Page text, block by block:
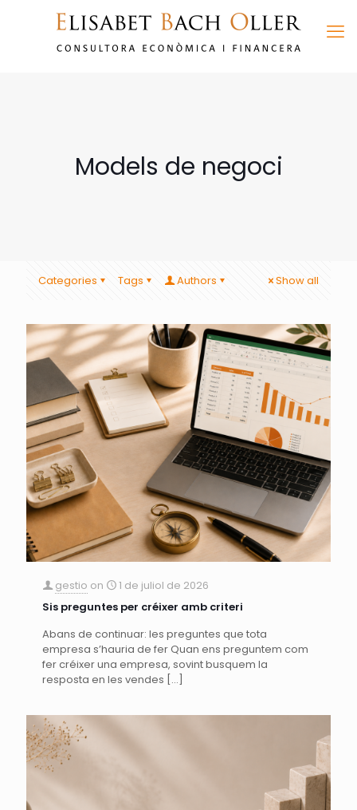
Models de negoci
Categories Tags Authors Show all
gestio on
1 de juliol de 2026
Sis preguntes per créixer amb criteri
Abans de continuar: les preguntes que tota
empresa s’hauria de fer Quan ens preguntem com
fer créixer una empresa, sovint busquem la
resposta en les vendes […]